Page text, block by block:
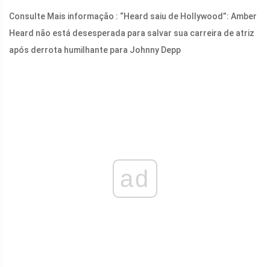
Consulte Mais informação : “Heard saiu de Hollywood”: Amber
Heard não está desesperada para salvar sua carreira de atriz
após derrota humilhante para Johnny Depp
ad